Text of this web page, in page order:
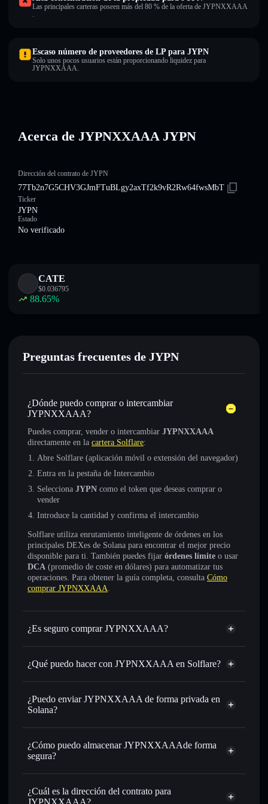
Las principales carteras poseen más del 80 % de la oferta de JYPNXXAAA
.
Escaso número de proveedores de LP para JYPN
Solo unos pocos usuarios están proporcionando liquidez para
JYPNXXAAA.
Acerca de JYPNXXAAA JYPN
Dirección del contrato de JYPN
77Tb2n7G5CHV3GJmFTuBLgy2axTf2k9vR2Rw64fwsMbT
Ticker
JYPN
Estado
No verificado
CATE
$0.036795
88.65%
Preguntas frecuentes de JYPN
¿Dónde puedo comprar o intercambiar
JYPNXXAAA?
Puedes comprar, vender o intercambiar JYPNXXAAA
directamente en la cartera Solflare:
Abre Solflare (aplicación móvil o extensión del navegador)
Entra en la pestaña de Intercambio
Selecciona JYPN como el token que deseas comprar o
vender
Introduce la cantidad y confirma el intercambio
Solflare utiliza enrutamiento inteligente de órdenes en los
principales DEXes de Solana para encontrar el mejor precio
disponible para ti. También puedes fijar órdenes límite o usar
DCA (promedio de coste en dólares) para automatizar tus
operaciones. Para obtener la guía completa, consulta Cómo
comprar JYPNXXAAA.
¿Es seguro comprar JYPNXXAAA?
JYPNXXAAA no está verificado
¿Qué puedo hacer con JYPNXXAAA en Solflare?
JYPNXXAAA
cartera de Solflare
Intercambiar al instante: operar con JYPN para SOL,
USDC o miles de otros tokens de Solana con enrutamiento
tu precio objetivo para JYPN
Utilizar DCA
largo del tiempo
Enviar de forma privada
: transferir JYPN sin vincular
públicamente las carteras usando el agregador de privacidad
¿Puedo enviar JYPNXXAAA de forma privada en
Solana?
agregador de privacidad
¿Cómo puedo almacenar JYPNXXAAAde forma
segura?
JYPNXXAAA
¿Cuál es la dirección del contrato para
JYPNXXAAA?